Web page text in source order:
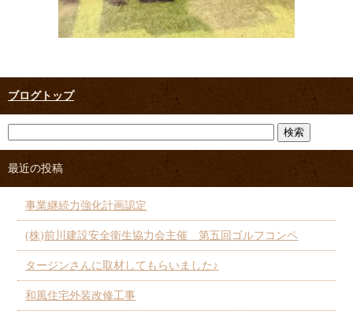
ブログトップ
最近の投稿
事業継続力強化計画認定
(株)前川建設安全衛生協力会主催 第五回ゴルフコンペ
タージンさんに取材してもらいました♪
和風住宅外装改修工事